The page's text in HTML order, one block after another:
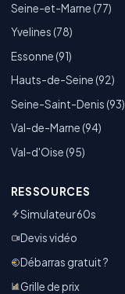
Seine-et-Marne (77)
Yvelines (78)
Essonne (91)
Hauts-de-Seine (92)
Seine-Saint-Denis (93)
Val-de-Marne (94)
Val-d'Oise (95)
RESSOURCES
Simulateur 60s
Devis vidéo
Débarras gratuit ?
Grille de prix